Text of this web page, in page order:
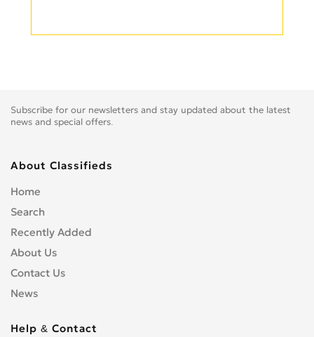
Subscribe for our newsletters and stay updated about the latest
news and special offers.
About Classifieds
Home
Search
Recently Added
About Us
Contact Us
News
Help & Contact